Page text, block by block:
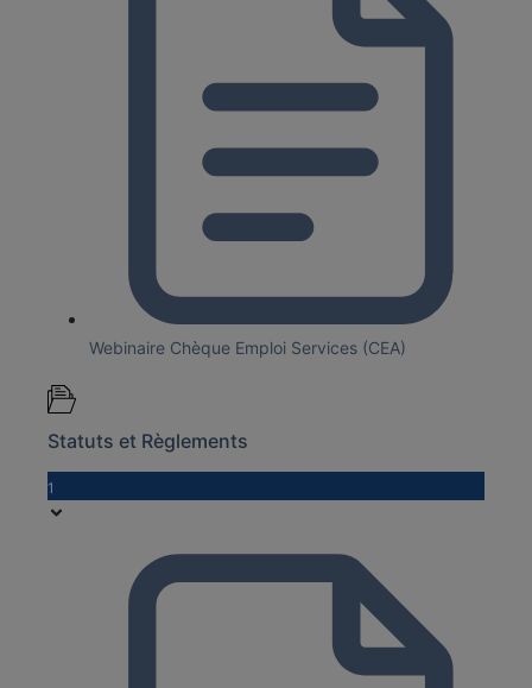
Webinaire Chèque Emploi Services (CEA)
Statuts et Règlements
1